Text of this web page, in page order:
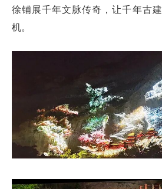
徐铺展千年文脉传奇，让千年古
机。